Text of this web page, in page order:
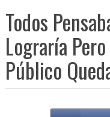
Todos
Lograría
Público